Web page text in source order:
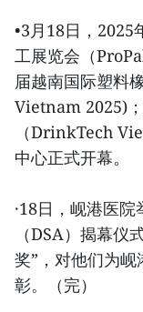
•3月18日，2025
工展览会（
届越南国际塑料
Vietnam 2025)
（DrinkTech
中心正式开幕。
·18日，岘港医
（DSA）揭幕仪
奖”，对他们为
彰。（完）